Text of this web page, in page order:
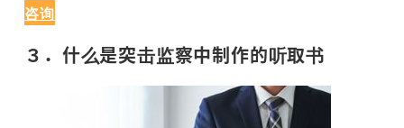
咨询
３．什么是突击监察中制作的听取书